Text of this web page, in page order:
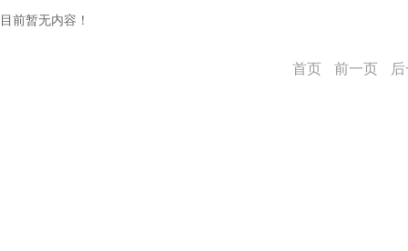
目前暂无内容！
首页 前一页